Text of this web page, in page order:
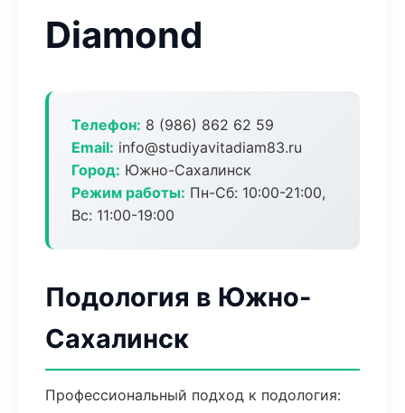
Diamond
Телефон: 8 (986) 862 62 59
Email: info@studiyavitadiam83.ru
Город: Южно-Сахалинск
Режим работы: Пн-Сб: 10:00-21:00,
Вс: 11:00-19:00
Подология в Южно-
Сахалинск
Профессиональный подход к подология: